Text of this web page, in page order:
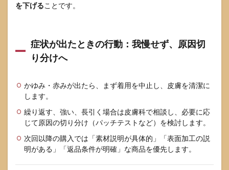
を下げることです。
症状が出たときの行動：我慢せず、原因切
り分けへ
かゆみ・赤みが出たら、まず着用を中止し、皮膚を清潔に
します。
繰り返す、強い、長引く場合は皮膚科で相談し、必要に応
じて原因の切り分け（パッチテストなど）を検討します。
次回以降の購入では「素材説明が具体的」「表面加工の説
明がある」「返品条件が明確」な商品を優先します。